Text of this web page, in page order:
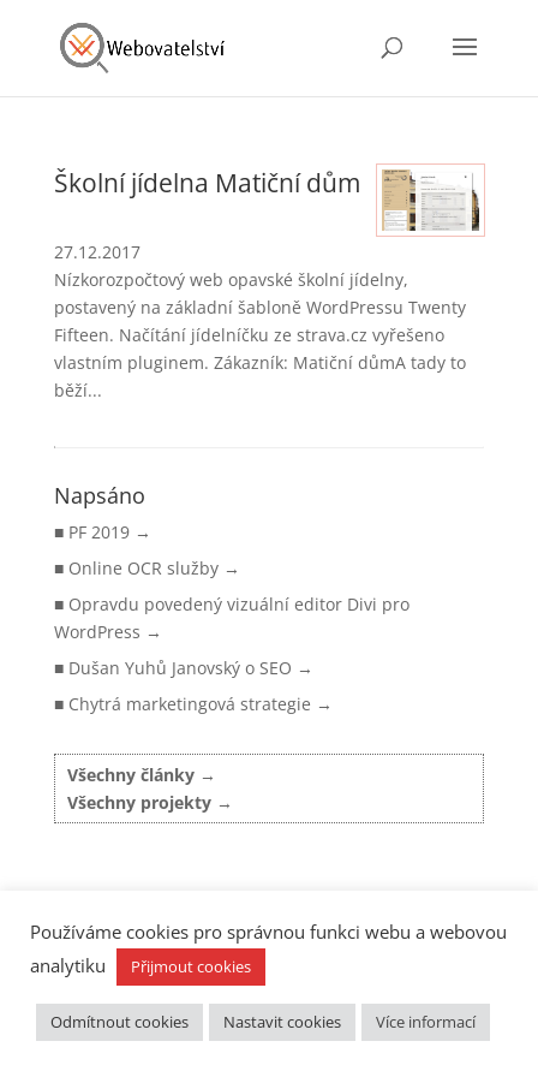
Školní jídelna Matiční dům
27.12.2017
Nízkorozpočtový web opavské školní jídelny,
postavený na základní šabloně WordPressu Twenty
Fifteen. Načítání jídelníčku ze strava.cz vyřešeno
vlastním pluginem. Zákazník: Matiční důmA tady to
běží...
Napsáno
PF 2019
Online OCR služby
Opravdu povedený vizuální editor Divi pro
WordPress
Dušan Yuhů Janovský o SEO
Chytrá marketingová strategie
Všechny články
Všechny projekty
©OVX.cz
Používáme cookies pro správnou funkci webu a webovou
analytiku
Přijmout cookies
Odmítnout cookies Nastavit cookies Více informací